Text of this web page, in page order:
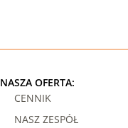
NASZA OFERTA:
CENNIK
NASZ ZESPÓŁ